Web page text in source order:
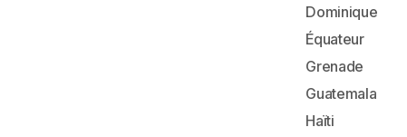
Dominique
Équateur
Grenade
Guatemala
Haïti